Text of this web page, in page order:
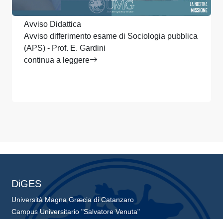
Avviso Didattica
Avviso differimento esame di Sociologia pubblica
(APS) - Prof. E. Gardini
continua a leggere
DiGES
Università Magna Græcia di Catanzaro
Campus Universitario "Salvatore Venuta"